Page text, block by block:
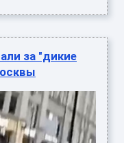
за "дикие